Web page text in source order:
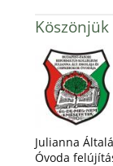
Julianna
Óvoda